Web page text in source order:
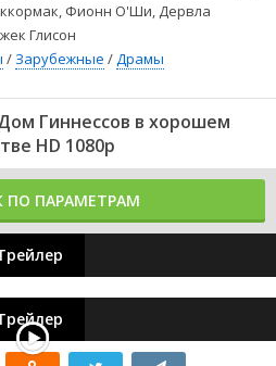
Фионн О'Ши, Дервла
Глисон
/ Зарубежные /Драмы
Гиннессов в хорошем
HD 1080p
ПО ПАРАМЕТРАМ